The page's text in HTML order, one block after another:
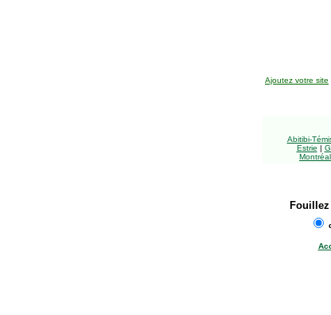
Ajoutez votre site
Abitibi-
Estrie |
Montréal
Fouillez